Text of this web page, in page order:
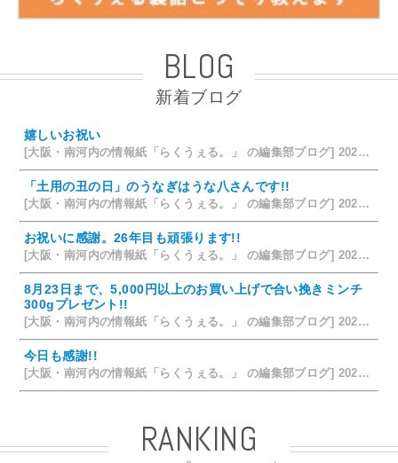
BLOG
新着ブログ
嬉しいお祝い
[大阪・南河内の情報紙「らくうぇる。」 の編集部ブログ] 2026/07/28 18:42
「土用の丑の日」のうなぎはうな八さんです!!
[大阪・南河内の情報紙「らくうぇる。」 の編集部ブログ] 2026/07/26 14:12
お祝いに感謝。26年目も頑張ります!!
[大阪・南河内の情報紙「らくうぇる。」 の編集部ブログ] 2026/07/25 15:35
8月23日まで、5,000円以上のお買い上げで合い挽きミンチ
300gプレゼント!!
[大阪・南河内の情報紙「らくうぇる。」 の編集部ブログ] 2026/07/24 15:31
今日も感謝!!
[大阪・南河内の情報紙「らくうぇる。」 の編集部ブログ] 2026/07/23 19:32
RANKING